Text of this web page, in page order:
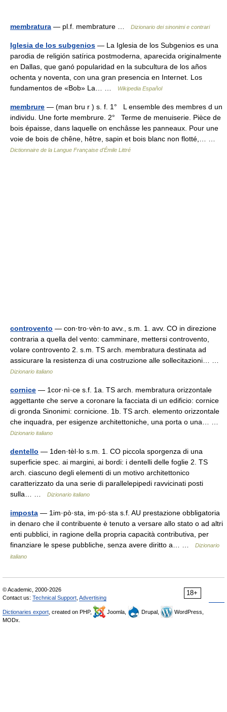
membratura — pl.f. membrature … Dizionario dei sinonimi e contrari
Iglesia de los subgenios — La Iglesia de los Subgenios es una
parodia de religión satírica postmoderna, aparecida originalmente
en Dallas, que ganó popularidad en la subcultura de los años
ochenta y noventa, con una gran presencia en Internet. Los
fundamentos de «Bob» La… …
Wikipedia Español
membrure — (man bru r ) s. f. 1° L ensemble des membres d un
individu. Une forte membrure. 2° Terme de menuiserie. Pièce de
bois épaisse, dans laquelle on enchâsse les panneaux. Pour une
voie de bois de chêne, hêtre, sapin et bois blanc non flotté,… …
Dictionnaire de la Langue Française d'Émile Littré
controvento — con·tro·vèn·to avv., s.m. 1. avv. CO in direzione
contraria a quella del vento: camminare, mettersi controvento,
volare controvento 2. s.m. TS arch. membratura destinata ad
assicurare la resistenza di una costruzione alle sollecitazioni… …
Dizionario italiano
cornice — 1cor·nì·ce s.f. 1a. TS arch. membratura orizzontale
aggettante che serve a coronare la facciata di un edificio: cornice
di gronda Sinonimi: cornicione. 1b. TS arch. elemento orizzontale
che inquadra, per esigenze architettoniche, una porta o una… …
Dizionario italiano
dentello — 1den·tèl·lo s.m. 1. CO piccola sporgenza di una
superficie spec. ai margini, ai bordi: i dentelli delle foglie 2. TS
arch. ciascuno degli elementi di un motivo architettonico
caratterizzato da una serie di parallelepipedi ravvicinati posti
sulla… …
Dizionario italiano
imposta — 1im·pò·sta, im·pó·sta s.f. AU prestazione obbligatoria
in denaro che il contribuente è tenuto a versare allo stato o ad altri
enti pubblici, in ragione della propria capacità contributiva, per
finanziare le spese pubbliche, senza avere diritto a… …
Dizionario
italiano
18+
© Academic, 2000-2026
Contact us: Technical Support Advertising
Dictionaries export , created on PHP, Joomla, Drupal,
WordPress,
MODx.